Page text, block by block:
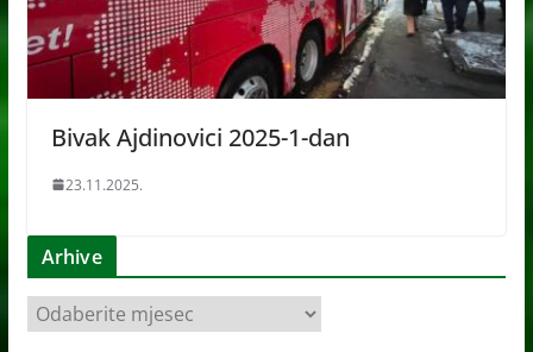
Bivak Ajdinovici 2025-1-dan
23.11.2025.
Arhive
r